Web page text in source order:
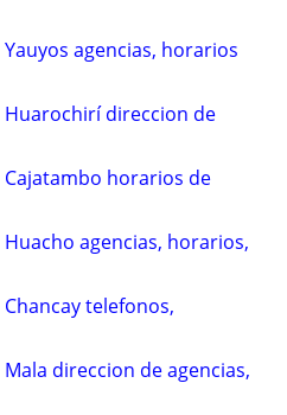
agencias, horarios
Huarochirí direccion de
Cajatambo horarios de
agencias, horarios,
telefonos,
direccion de agencias,